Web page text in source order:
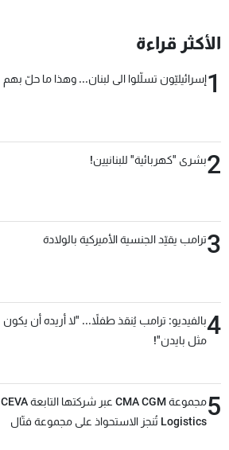
الأكثر قراءة
1إسرائيليّون تسلّلوا الى لبنان... وهذا ما حلّ بهم
2بشرى "كهربائية" للبنانيين!
3ترامب يقيّد الجنسية الأميركية بالولادة
4بالفيديو: ترامب يُنقذ طفلاً... "لا أريده أن يكون
مثل بايدن"!
5
مجموعة CMA CGM عبر شركتها التابعة CEVA
Logistics تُنجز الاستحواذ على مجموعة فتّال